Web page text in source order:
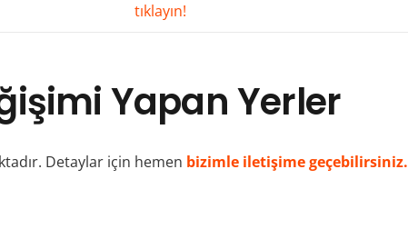
tıklayın!
Yapan Yerler
Detaylar için hemen bizimle iletişime geçebilirsiniz.